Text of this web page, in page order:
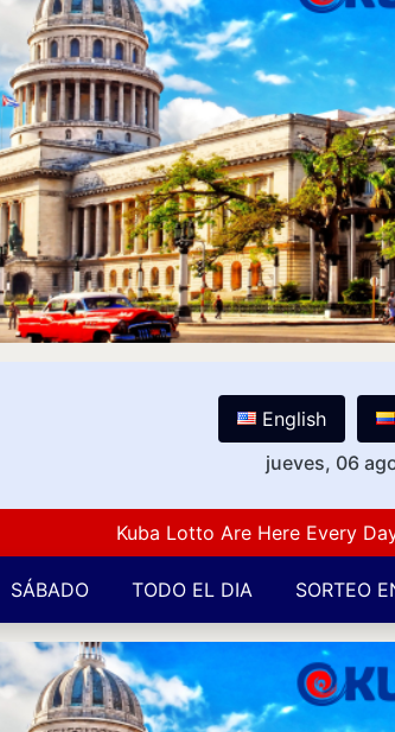
English
jueves, 06
Kuba Lotto Are Here Every Day
SÁBADO TODO EL DIA SORTEO